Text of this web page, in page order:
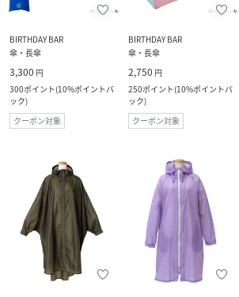
BIRTHDAY BAR
傘・長傘
3,300 円
300ポイント(10%ポイントバ
ック)
クーポン対象
BIRTHDAY BAR
傘・長傘
2,750 円
250ポイント(10%ポイントバ
ック)
クーポン対象